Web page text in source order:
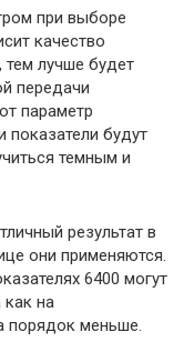
при выборе
качество
тем лучше будет
передачи
параметр
показатели будут
темным и
результат в
они применяются.
6400 могут
на
порядок меньше.